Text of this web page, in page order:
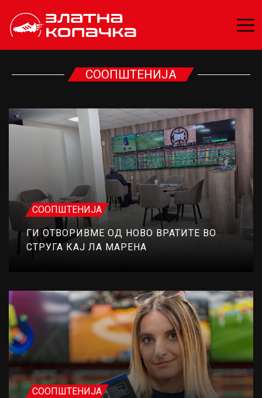
СООПШТЕНИЈА
СООПШТЕНИЈА
ГИ ОТВОРИВМЕ ОД НОВО ВРАТИТЕ ВО
СТРУГА КАЈ ЛА МАРЕНА
СООПШТЕНИЈА